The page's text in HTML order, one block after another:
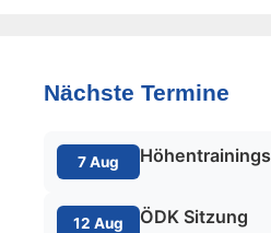
Nächste Termine
7 Aug
12 Aug ÖDK Sitzung